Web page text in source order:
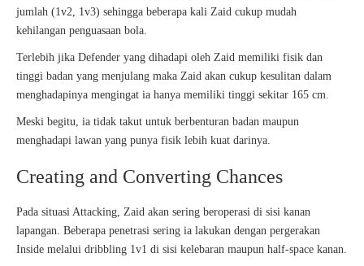
jumlah (1v2, 1v3) sehingga beberapa kali Zaid cukup mudah
kehilangan penguasaan bola.
Terlebih jika Defender yang dihadapi oleh Zaid memiliki fisik dan
tinggi badan yang menjulang maka Zaid akan cukup kesulitan dalam
menghadapinya mengingat ia hanya memiliki tinggi sekitar 165 cm.
Meski begitu, ia tidak takut untuk berbenturan badan maupun
menghadapi lawan yang punya fisik lebih kuat darinya.
Creating and Converting Chances
Pada situasi Attacking, Zaid akan sering beroperasi di sisi kanan
lapangan. Beberapa penetrasi sering ia lakukan dengan pergerakan
Inside melalui dribbling 1v1 di sisi kelebaran maupun half-space kanan.